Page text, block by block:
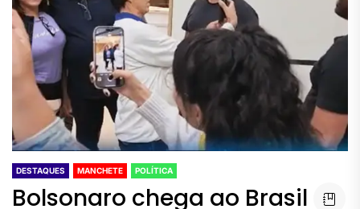
DESTAQUES MANCHETE POLÍTICA
Bolsonaro chega ao Brasil